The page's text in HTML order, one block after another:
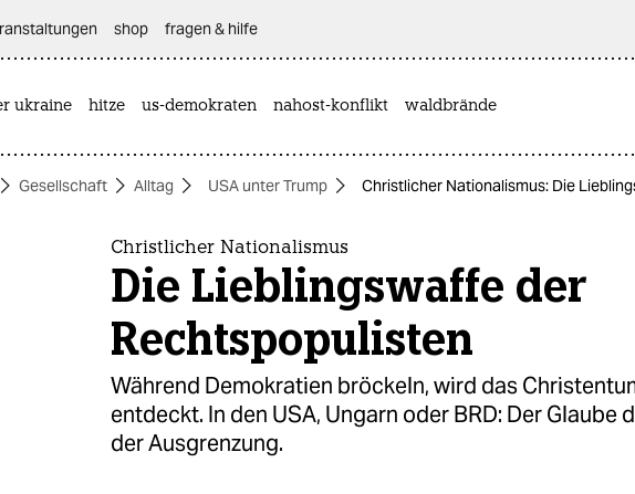
shop fragen & hilfe
ukraine hitze us-demokraten nahost-konflikt waldbrände
Gesellschaft Alltag USA unter Trump Christlicher Nationalismus: Die
Christlicher Nationalismus
Die Lieblingswaffe der
Rechtspopulisten
Während Demokratien bröckeln, wird das
entdeckt. In den USA, Ungarn oder BRD: Der Glaube
der Ausgrenzung.